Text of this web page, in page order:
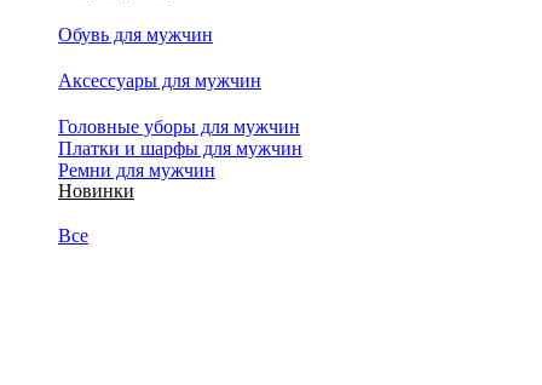
Обувь для мужчин
Аксессуары для мужчин
Головные уборы для мужчин
Платки и шарфы для мужчин
Ремни для мужчин
Новинки
Все